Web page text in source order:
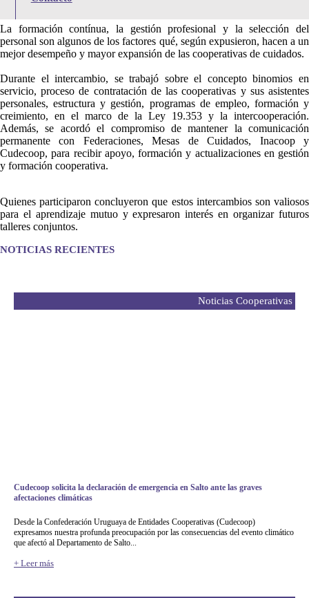
crecimiento de cada una.
La formación contínua, la gestión profesional y la selección del
personal son algunos de los factores qué, según expusieron, hacen a un
mejor desempeño y mayor expansión de las cooperativas de cuidados.
Durante el intercambio, se trabajó sobre el concepto binomios en
servicio, proceso de contratación de las cooperativas y sus asistentes
personales, estructura y gestión, programas de empleo, formación y
creimiento, en el marco de la Ley 19.353 y la intercooperación.
Además, se acordó el compromiso de mantener la comunicación
permanente con Federaciones, Mesas de Cuidados, Inacoop y
Cudecoop, para recibir apoyo, formación y actualizaciones en gestión
y formación cooperativa.
Quienes participaron concluyeron que estos intercambios son valiosos
para el aprendizaje mutuo y expresaron interés en organizar futuros
talleres conjuntos.
NOTICIAS RECIENTES
Noticias Cooperativas
Cudecoop solicita la declaración de emergencia en Salto ante las graves
afectaciones climáticas
Desde la Confederación Uruguaya de Entidades Cooperativas (Cudecoop)
expresamos nuestra profunda preocupación por las consecuencias del evento climático
que afectó al Departamento de Salto...
+ Leer más